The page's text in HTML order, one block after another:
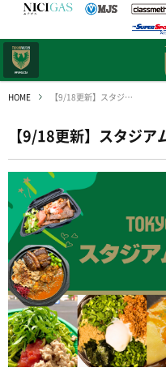
HOME 【9/18更新】スタジアムグルメ情報
【9/18更新】スタジア